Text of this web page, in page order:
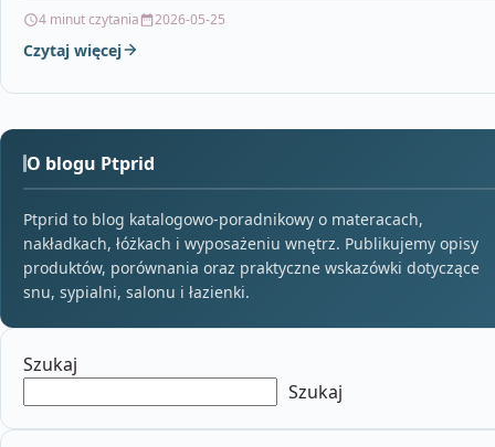
4 minut czytania 2026-05-25
Czytaj więcej
O blogu Ptprid
Ptprid to blog katalogowo-poradnikowy o materacach,
nakładkach, łóżkach i wyposażeniu wnętrz. Publikujemy opisy
produktów, porównania oraz praktyczne wskazówki dotyczące
snu, sypialni, salonu i łazienki.
Szukaj
Szukaj